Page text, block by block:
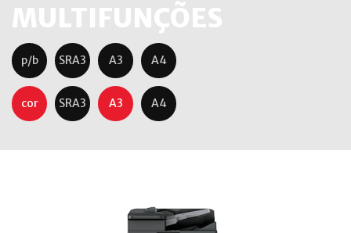
MULTIFUNÇÕES
p/b SRA3 A3 A4
cor SRA3 A3 A4